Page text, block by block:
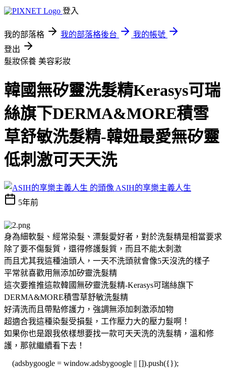
登入
我的部落格 我的部落格後台
我的帳號
登出
髮妝保養 美容彩妝
韓國無矽靈洗髮精Kerasys可瑞
絲旗下DERMA&MORE積雪
草舒敏洗髮精-韓妞最愛無矽靈
低刺激可天天洗
ASIH的享樂主義人生
5年前
身為細軟髮、經常染髮、漂髮愛好者，對於洗髮精是相當要求
除了要不傷髮質，還得修護髮質，而且不能太刺激
而且尤其我這種油頭人，一天不洗頭就會像5天沒洗的樣子
平常就喜歡用無添加矽靈洗髮精
這次要推推這款韓國無矽靈洗髮精-Kerasys可瑞絲旗下
DERMA&MORE積雪草舒敏洗髮精
好清洗而且帶點修護力，強調無添加刺激添加物
超適合我這種染髮受損髮，工作壓力大的壓力髮啊！
如果你也是跟我依樣想要找一款可天天洗的洗髮精，溫和修
護，那就繼續看下去！
(adsbygoogle = window.adsbygoogle || []).push({});